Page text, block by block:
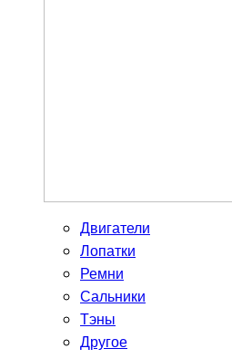
Двигатели
Лопатки
Ремни
Сальники
Тэны
Другое